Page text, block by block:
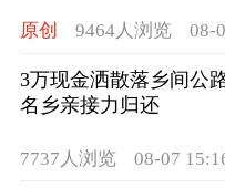
原创 9464人浏览 08-
3万现金洒散落乡间公
名乡亲接力归还
7737人浏览 08-07